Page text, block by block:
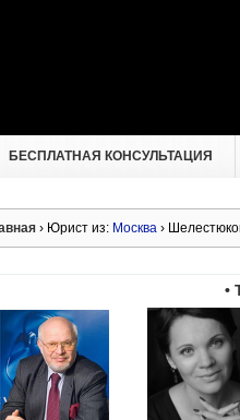
БЕСПЛАТНАЯ КОНСУЛЬТАЦИЯ
› Юрист из: Москва ›
•